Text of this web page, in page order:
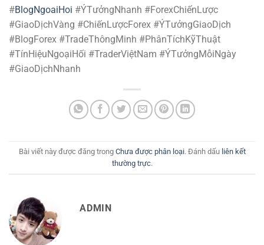
#BlogNgoaiHoi #ÝTưởngNhanh #ForexChiếnLược
#GiaoDịchVàng #ChiếnLượcForex #ÝTưởngGiaoDịch
#BlogForex #TradeThôngMinh #PhânTíchKỹThuật
#TínHiệuNgoạiHối #TraderViệtNam #ÝTưởngMỗiNgày
#GiaoDịchNhanh
Bài viết này được đăng trong Chưa được phân loại. Đánh dấu liên kết
thường trực.
ADMIN